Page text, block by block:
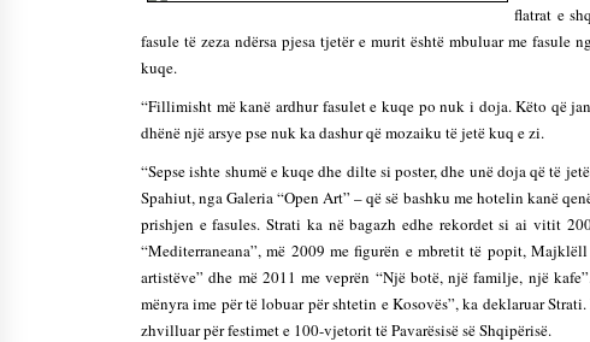
flatrat e
fasule të zeza ndërsa pjesa tjetër e murit është mbuluar me
kuqe.
“Fillimisht më kanë ardhur fasulet e kuqe po nuk i doja. Këto që
dhënë një arsye pse nuk ka dashur që mozaiku të jetë kuq e zi.
“Sepse ishte shumë e kuqe dhe dilte si poster, dhe unë doja që të
Spahiut, nga Galeria “Open Art” – që së bashku me hotelin kanë
prishjen e fasules. Strati ka në bagazh edhe rekordet si ai vitit
“Mediterraneana”, më 2009 me figurën e mbretit të popit,
artistëve” dhe më 2011 me veprën “Një botë, një familje, një
mënyra ime për të lobuar për shtetin e Kosovës”, ka deklaruar
zhvilluar për festimet e 100-vjetorit të Pavarësisë së Shqipërisë.